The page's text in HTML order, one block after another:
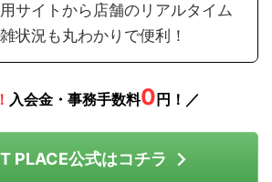
サイトから店舗のリアルタイム
状況も丸わかりで便利！
入会金・事務手数料0 円！／
PLACE公式はコチラ